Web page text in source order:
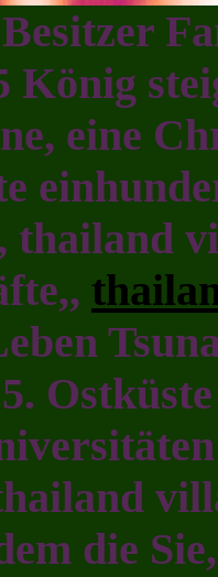
König
eine
thailand
die